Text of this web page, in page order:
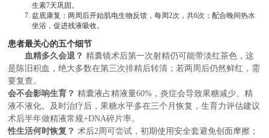
生素7天巩固。
盆底康复：两周后开始肌电生物反馈，每周2次，共6次；配合晚间热水
坐浴，促进残液吸收。
患者最关心的五个细节
血精多久会退？ 精囊镜术后第一次射精仍可能带淡红茶色，这
是陈旧积血，绝大多数在第三次排精后转清；若两周后仍然鲜红，需
要复查。
会不会影响生育？ 精囊液占精液量60%，炎症会导致果糖减少、精
液不液化。及时治疗后，果糖水平多在三个月恢复，生育力评估建议
术后半年做精液常规+DNA碎片率。
性生活何时恢复？ 术后2周可尝试，初期使用安全套避免创面摩擦；